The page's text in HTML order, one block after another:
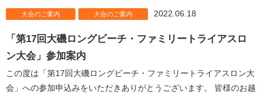
大会のご案内 大会のご案内 2022.06.18
「第17回大磯ロングビーチ・ファミリートライアスロ
ン大会」参加案内
この度は「第17回大磯ロングビーチ・ファミリートライアスロン大
会」への参加申込みをいただきありがとうございます。 皆様のお越